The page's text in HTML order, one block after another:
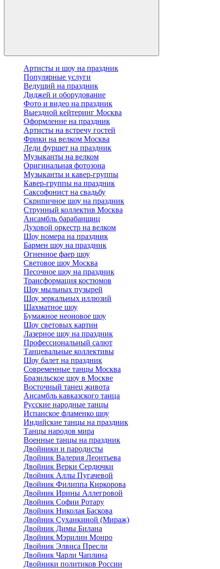
Артисты и шоу на праздник
Популярные услуги
Ведущий на праздник
Диджей и оборудование
Фото и видео на праздник
Выездной кейтеринг Москва
Оформление на праздник
Артисты на встречу гостей
Фрики на велком Москва
Леди фуршет на праздник
Музыканты на велком
Оригинальная фотозона
Музыканты и кавер-группы
Кавер-группы на праздник
Саксофонист на свадьбу
Скрипичное шоу на праздник
Струнный коллектив Москва
Ансамбль барабанщиц
Духовой оркестр на велком
Шоу номера на праздник
Бармен шоу на праздник
Огненное фаер шоу
Световое шоу Москва
Песочное шоу на праздник
Трансформация костюмов
Шоу мыльных пузырей
Шоу зеркальных иллюзий
Шахматное шоу
Бумажное неоновое шоу
Шоу световых картин
Лазерное шоу на праздник
Профессиональный салют
Танцевальные коллективы
Шоу балет на праздник
Современные танцы Москва
Бразильское шоу в Москве
Восточный танец живота
Ансамбль кавказского танца
Русские народные танцы
Испанское фламенко шоу
Индийские танцы на праздник
Танцы народов мира
Военные танцы на праздник
Двойники и пародисты
Двойник Валерия Леонтьева
Двойник Верки Сердючки
Двойник Аллы Пугачевой
Двойник Филиппа Киркорова
Двойник Ирины Аллегровой
Двойник Софии Ротару
Двойник Николая Баскова
Двойник Суханкиной (Мираж)
Двойник Димы Билана
Двойник Мэрилин Монро
Двойник Элвиса Пресли
Двойник Чарли Чаплина
Двойники политиков России